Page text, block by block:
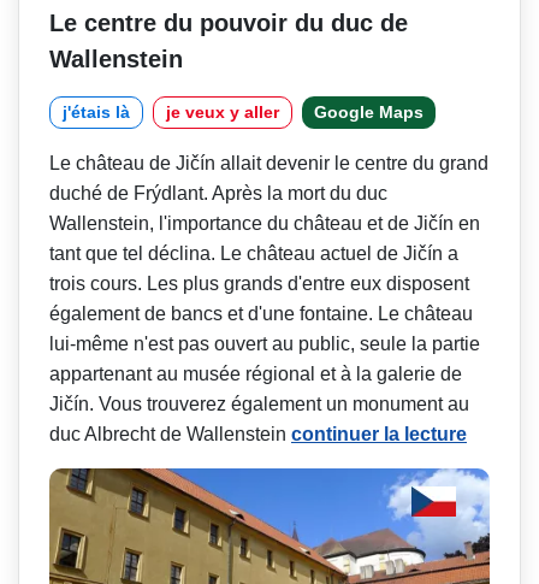
Le centre du pouvoir du duc de
Wallenstein
j'étais là je veux y aller Google Maps
Le château de Jičín allait devenir le centre du grand
duché de Frýdlant. Après la mort du duc
Wallenstein, l'importance du château et de Jičín en
tant que tel déclina. Le château actuel de Jičín a
trois cours. Les plus grands d'entre eux disposent
également de bancs et d'une fontaine. Le château
lui-même n'est pas ouvert au public, seule la partie
appartenant au musée régional et à la galerie de
Jičín. Vous trouverez également un monument au
duc Albrecht de Wallenstein continuer la lecture